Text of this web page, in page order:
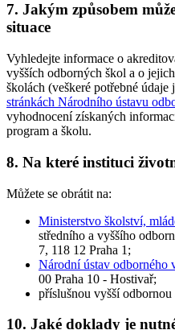
7. Jakým způsobem
situace
Vyhledejte informace o
vyšších odborných škol a o
školách (veškeré potřebné údaje
stránkách Národního ústavu
vyhodnocení získaných
program a školu.
8. Na které instituci
Můžete se obrátit na:
Ministerstvo školství,
středního a vyššího
7, 118 12 Praha 1;
Národní ústav odborného
00 Praha 10 - Hostivař;
příslušnou vyšší odbornou
10. Jaké doklady je